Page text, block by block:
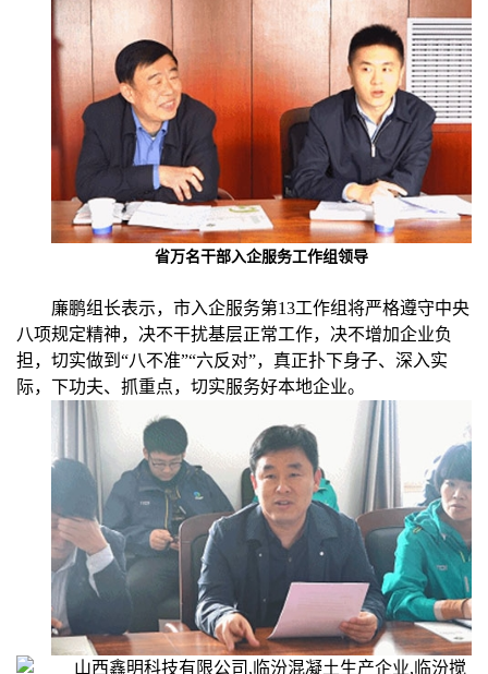
省万名干部入企服务工作组领导
廉鹏组长表示，市入企服务第13工作组将严格遵守中央
八项规定精神，决不干扰基层正常工作，决不增加企业负
担，切实做到“八不准”“六反对”，真正扑下身子、深入实
际，下功夫、抓重点，切实服务好本地企业。